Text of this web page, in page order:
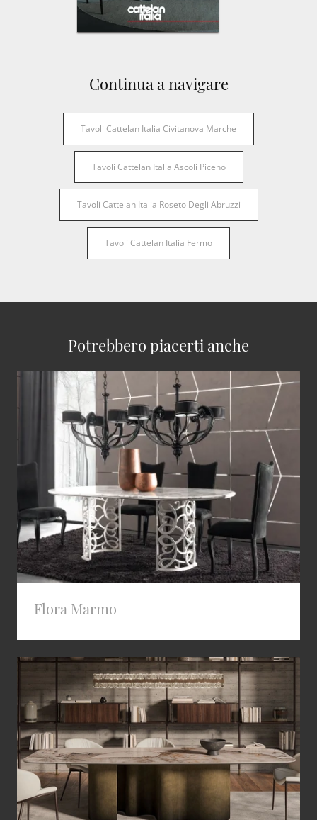
Continua a navigare
Tavoli Cattelan Italia Civitanova Marche
Tavoli Cattelan Italia Ascoli Piceno
Tavoli Cattelan Italia Roseto Degli Abruzzi
Tavoli Cattelan Italia Fermo
Potrebbero piacerti anche
Flora Marmo